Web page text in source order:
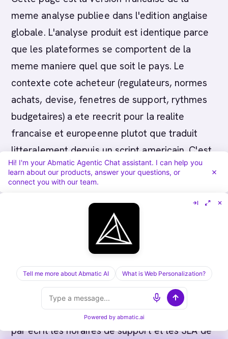
meme analyse publiee dans l'edition anglaise
globale. L'analyse produit est identique parce
que les plateformes se comportent de la
meme maniere quel que soit le pays. Le
contexte cote acheteur (regulateurs, normes
achats, devise, fenetres de support, rythmes
budgetaires) a ete reecrit pour la realite
francaise et europeenne plutot que traduit
litteralement depuis un script americain. C'est
la difference entre une vraie localisation et une
traduction automatique, et cela se voit dans
les questions qui resonnent avec les acheteurs
francais pendant la phase d'evaluation.
Les equipes francaises operent sur le fuseau
CET ou CEST. Un support fournisseur
uniquement americain (heure du Pacifique)
signifie qu'une escalade prend une demi-
journee de retard mecanique. Faites valider
par ecrit les horaires de support et les SLA de
Hi! I'm your Abmatic Agentic Chat assistant. I can help you
learn about our products, answer your questions, or
connect you with our team.
Tell me more about Abmatic AI What is Web Personalization?
Powered by abmatic.ai